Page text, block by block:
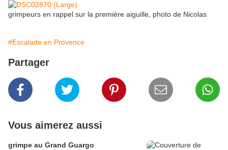
grimpeurs en rappel sur la première aiguille, photo de Nicolas
#Escalade en Provence
Partager
Vous aimerez aussi
grimpe au Grand Guargo